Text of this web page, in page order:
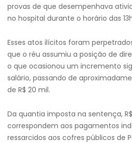
provas de que desempenhava
no hospital durante o horário das
Esses atos ilícitos foram
que o réu assumiu a posição de
o que ocasionou um incremento
salário, passando de
de R$ 20 mil.
Da quantia imposta na sentença,
correspondem aos pagamentos
ressarcidos aos cofres públicos de